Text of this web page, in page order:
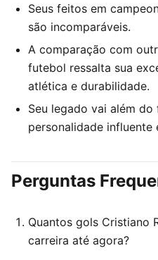
Seus feitos em
são incomparáveis.
A comparação com
futebol ressalta sua
atlética e durabilidade.
Seu legado vai além
personalidade influente
Perguntas
Quantos gols Cristiano
carreira até agora?